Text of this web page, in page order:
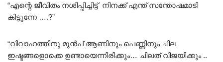
“എന്റെ ജീവിതം നശിപ്പിച്ചിട്ട് നിനക്ക് എന്ത് സന്തോഷമാടി
കിട്ടുന്നേ ….?”
“വിവാഹത്തിനു മുൻപ് ആണിനും പെണ്ണിനും ചില
ഇഷ്ടങ്ങളൊക്കെ ഉണ്ടായെന്നിരിക്കും… ചിലത് വിജയിക്കും ..